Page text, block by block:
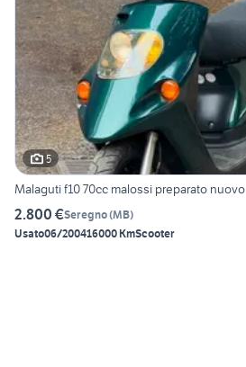
5
Malaguti f10 70cc malossi preparato nuovo
2.800 €Seregno(MB)
Usato06/200416000 KmScooter